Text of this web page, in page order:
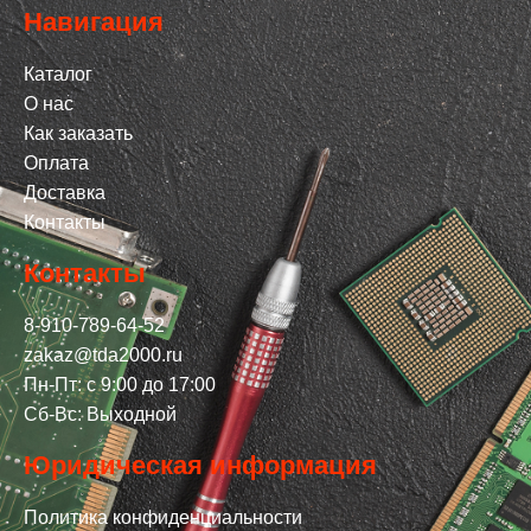
Навигация
Каталог
О нас
Как заказать
Оплата
Доставка
Контакты
Контакты
8-910-789-64-52
zakaz@tda2000.ru
Пн-Пт: с 9:00 до 17:00
Сб-Вс: Выходной
Юридическая информация
Политика конфиденциальности